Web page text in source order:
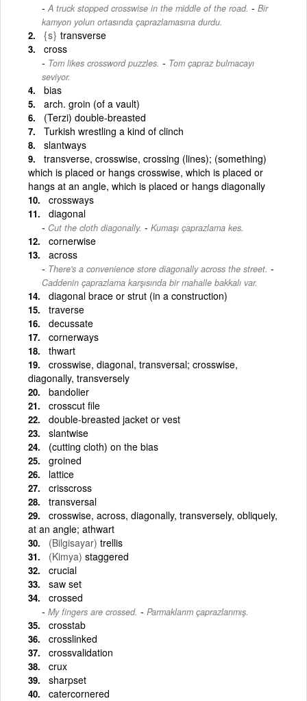
A truck stopped crosswise in the middle of the road. - Bir
kamyon yolun ortasında çaprazlamasına durdu.
{s} transverse
cross
Tom likes crossword puzzles. - Tom çapraz bulmacayı
seviyor.
bias
arch. groin (of a vault)
(Terzi) double-breasted
Turkish wrestling a kind of clinch
slantways
transverse, crosswise, crossing (lines); (something)
which is placed or hangs crosswise, which is placed or
hangs at an angle, which is placed or hangs diagonally
crossways
diagonal
Cut the cloth diagonally. - Kumaşı çaprazlama kes.
cornerwise
across
There's a convenience store diagonally across the street. -
Caddenin çaprazlama karşısında bir mahalle bakkalı var.
diagonal brace or strut (in a construction)
traverse
decussate
cornerways
thwart
crosswise, diagonal, transversal; crosswise,
diagonally, transversely
bandolier
crosscut file
double-breasted jacket or vest
slantwise
(cutting cloth) on the bias
groined
lattice
crisscross
transversal
crosswise, across, diagonally, transversely, obliquely,
at an angle; athwart
(Bilgisayar) trellis
(Kimya) staggered
crucial
saw set
crossed
My fingers are crossed. - Parmaklarım çaprazlanmış.
crosstab
crosslinked
crossvalidation
crux
sharpset
catercornered